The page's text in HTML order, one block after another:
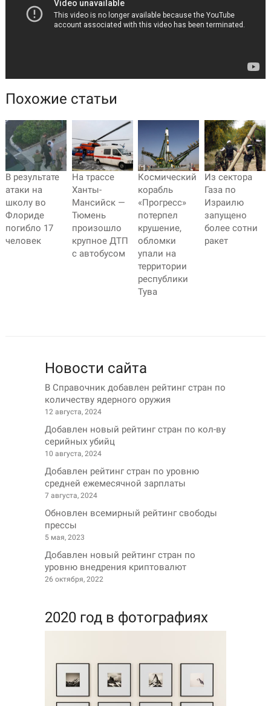
Похожие статьи
В результате
атаки на
школу во
Флориде
погибло 17
человек
На трассе
Ханты-
Мансийск —
Тюмень
произошло
крупное ДТП
с автобусом
Космический
корабль
«Прогресс»
потерпел
крушение,
обломки
упали на
территории
республики
Тува
Из сектора
Газа по
Израилю
запущено
более сотни
ракет
Новости сайта
В Справочник добавлен рейтинг стран по
количеству ядерного оружия
12 августа, 2024
Добавлен новый рейтинг стран по кол-ву
серийных убийц
10 августа, 2024
Добавлен рейтинг стран по уровню
средней ежемесячной зарплаты
7 августа, 2024
Обновлен всемирный рейтинг свободы
прессы
5 мая, 2023
Добавлен новый рейтинг стран по
уровню внедрения криптовалют
26 октября, 2022
2020 год в фотографиях